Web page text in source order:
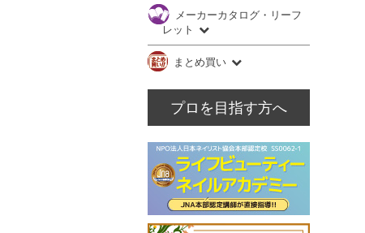
メーカーカタログ・リーフ
レット
まとめ買い
プロを目指す方へ